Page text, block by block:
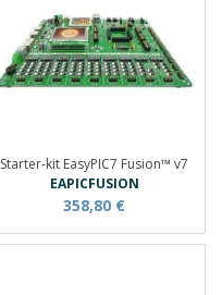
Starter-kit EasyPIC7 Fusion™ v7
EAPICFUSION
358,80 €